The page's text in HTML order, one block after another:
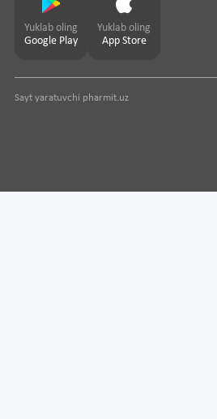
Yuklab oling
Google Play
Yuklab oling
App Store
Sayt yaratuvchi pharmit.uz